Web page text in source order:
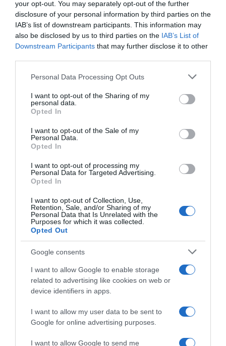
your opt-out. You may separately opt-out of the further
disclosure of your personal information by third parties on the
IAB’s list of downstream participants. This information may
also be disclosed by us to third parties on the IAB’s List of
Downstream Participants that may further disclose it to other
Please note that this website/app uses one or more Google
not limited to your visit or usage behaviour. You may click to
grant or deny consent to Google and its third-party tags to
use your data for below specified purposes in below Google
consent section.
Personal Data Processing Opt Outs
I want to opt-out of the Sharing of my
personal data.
Opted In
I want to opt-out of the Sale of my
Personal Data.
Opted In
I want to opt-out of processing my
Personal Data for Targeted Advertising.
Opted In
I want to opt-out of Collection, Use,
Retention, Sale, and/or Sharing of my
Personal Data that Is Unrelated with the
Purposes for which it was collected.
Opted Out
Google consents
I want to allow Google to enable storage
related to advertising like cookies on web or
device identifiers in apps.
I want to allow my user data to be sent to
Google for online advertising purposes.
I want to allow Google to send me
''Το βάζω εδώ πριν το πει η μαμά μου σε όλους...''
17.07.2024 - 17:07
LIFESTYLE
Μαίρη Χρονοπούλου: Με αυτόν τον σπουδαίο
ηθοποιό ήταν αρραβωνιασμένη για τρία
χρόνια (pic&vid)
06.10.2023 - 15:31